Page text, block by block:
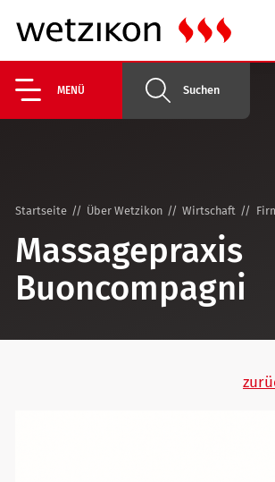
MENÜ Suchen
Startseite Über Wetzikon Wirtschaft
Massagepraxis
Buoncompagni